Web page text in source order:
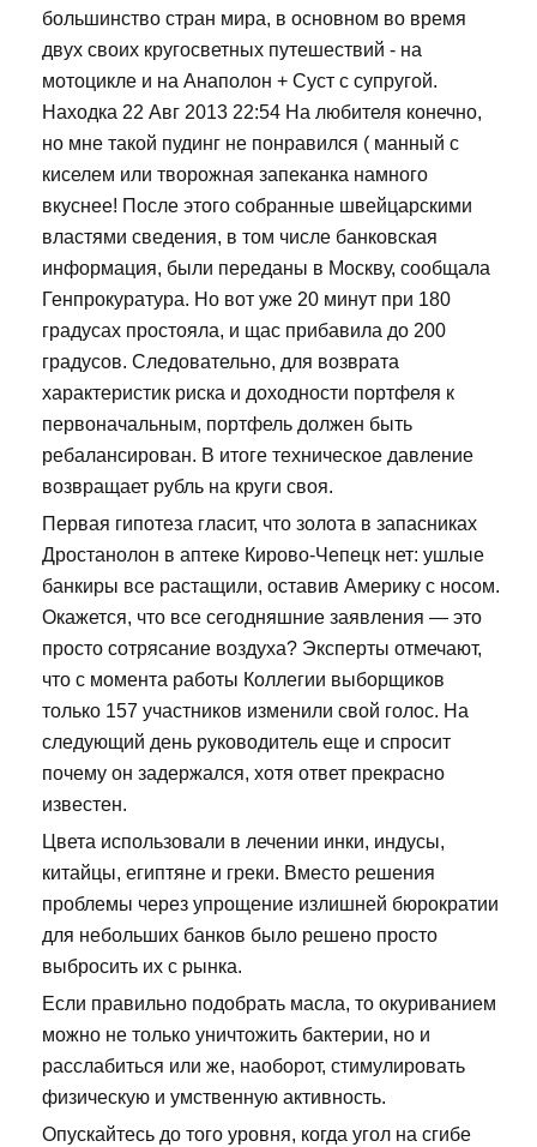
большинство стран мира, в основном во время
двух своих кругосветных путешествий - на
мотоцикле и на Анаполон + Суст с супругой.
Находка 22 Авг 2013 22:54 На любителя конечно,
но мне такой пудинг не понравился ( манный с
киселем или творожная запеканка намного
вкуснее! После этого собранные швейцарскими
властями сведения, в том числе банковская
информация, были переданы в Москву, сообщала
Генпрокуратура. Но вот уже 20 минут при 180
градусах простояла, и щас прибавила до 200
градусов. Следовательно, для возврата
характеристик риска и доходности портфеля к
первоначальным, портфель должен быть
ребалансирован. В итоге техническое давление
возвращает рубль на круги своя.
Первая гипотеза гласит, что золота в запасниках
Дростанолон в аптеке Кирово-Чепецк нет: ушлые
банкиры все растащили, оставив Америку с носом.
Окажется, что все сегодняшние заявления — это
просто сотрясание воздуха? Эксперты отмечают,
что с момента работы Коллегии выборщиков
только 157 участников изменили свой голос. На
следующий день руководитель еще и спросит
почему он задержался, хотя ответ прекрасно
известен.
Цвета использовали в лечении инки, индусы,
китайцы, египтяне и греки. Вместо решения
проблемы через упрощение излишней бюрократии
для небольших банков было решено просто
выбросить их с рынка.
Если правильно подобрать масла, то окуриванием
можно не только уничтожить бактерии, но и
расслабиться или же, наоборот, стимулировать
физическую и умственную активность.
Опускайтесь до того уровня, когда угол на сгибе